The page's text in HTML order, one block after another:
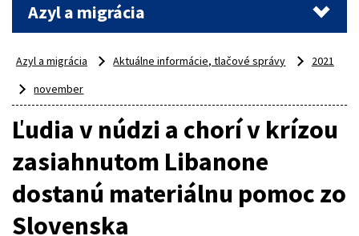
Azyl a migrácia
Azyl a migrácia Aktuálne informácie, tlačové správy
2021
november
Ľudia v núdzi a chorí v krízou
zasiahnutom Libanone
dostanú materiálnu pomoc zo
Slovenska